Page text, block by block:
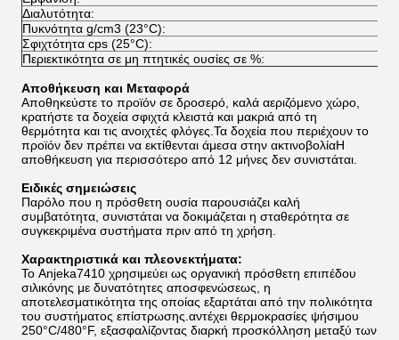
Διαλυτότητα:
Πυκνότητα g/cm3 (23°C):
Σφιχτότητα cps (25°C):
Περιεκτικότητα σε μη πτητικές ουσίες σε %:
Αποθήκευση και Μεταφορά
Αποθηκεύστε το προϊόν σε δροσερό, καλά αεριζόμενο χώρο,
κρατήστε τα δοχεία σφιχτά κλειστά και μακριά από τη
θερμότητα και τις ανοιχτές φλόγες.Τα δοχεία που περιέχουν το
προϊόν δεν πρέπει να εκτίθενται άμεσα στην ακτινοβολίαΗ
αποθήκευση για περισσότερο από 12 μήνες δεν συνιστάται.
Ειδικές σημειώσεις
Παρόλο που η πρόσθετη ουσία παρουσιάζει καλή
συμβατότητα, συνιστάται να δοκιμάζεται η σταθερότητα σε
συγκεκριμένα συστήματα πριν από τη χρήση.
Χαρακτηριστικά και πλεονεκτήματα:
Το Anjeka7410 χρησιμεύει ως οργανική πρόσθετη επιπέδου
σιλικόνης με δυνατότητες αποσφενώσεως, η
αποτελεσματικότητα της οποίας εξαρτάται από την πολικότητα
του συστήματος επίστρωσης.αντέχει θερμοκρασίες ψήσιμου
250°C/480°F, εξασφαλίζοντας διαρκή προσκόλληση μεταξύ των